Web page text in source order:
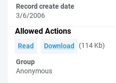
Record create date
3/6/2006
Allowed Actions
Read Download (114 Kb)
Group
Anonymous